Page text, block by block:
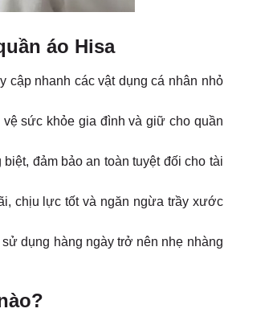
áo Hisa
cập nhanh các vật dụng cá nhân nhỏ
sức khỏe gia đình và giữ cho quần
đảm bảo an toàn tuyệt đối cho tài
chịu lực tốt và ngăn ngừa trầy xước
dụng hàng ngày trở nên nhẹ nhàng